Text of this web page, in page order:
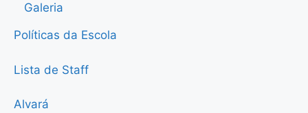
Galeria
Políticas da Escola
Lista de Staff
Alvará